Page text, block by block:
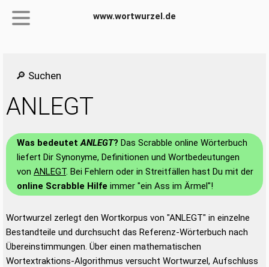
www.wortwurzel.de
🔎 Suchen
ANLEGT
Was bedeutetANLEGT? Das Scrabble online Wörterbuch
liefert Dir Synonyme, Definitionen und Wortbedeutungen
von ANLEGT. Bei Fehlern oder in Streitfällen hast Du mit der
online Scrabble Hilfe immer "ein Ass im Ärmel"!
Wortwurzel zerlegt den Wortkorpus von "ANLEGT" in einzelne
Bestandteile und durchsucht das Referenz-Wörterbuch nach
Übereinstimmungen. Über einen mathematischen
Wortextraktions-Algorithmus versucht Wortwurzel, Aufschluss